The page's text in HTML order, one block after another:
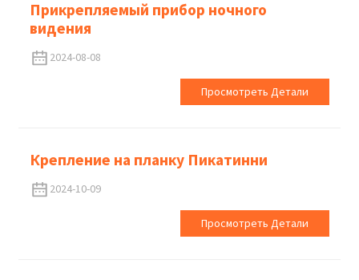
Прикрепляемый прибор ночного
видения
2024-08-08
Просмотреть Детали
Крепление на планку Пикатинни
2024-10-09
Просмотреть Детали